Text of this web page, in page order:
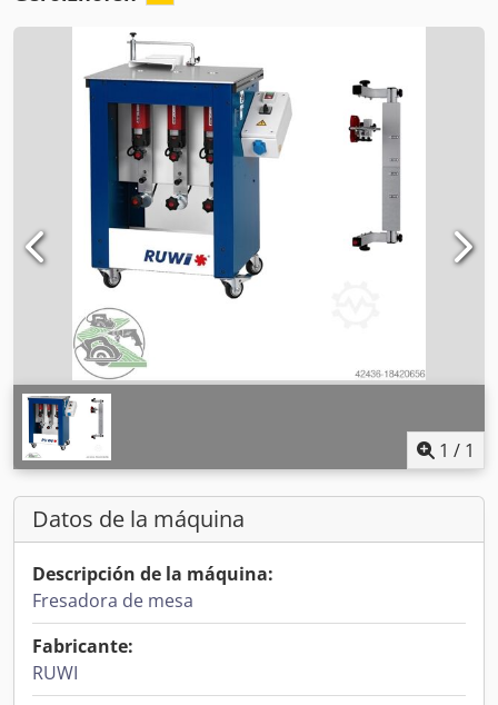
1 / 1
Datos de la máquina
Descripción de la máquina:
Fresadora de mesa
Fabricante:
RUWI